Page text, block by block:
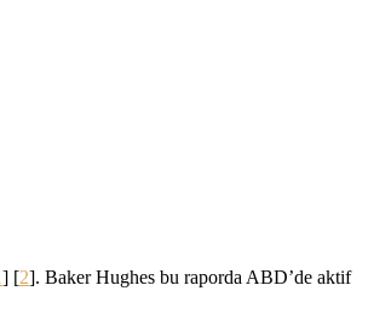
] [2]. Baker Hughes bu raporda ABD’de aktif